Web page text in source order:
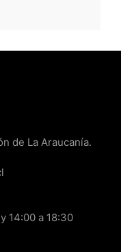
de La Araucanía.
14:00 a 18:30